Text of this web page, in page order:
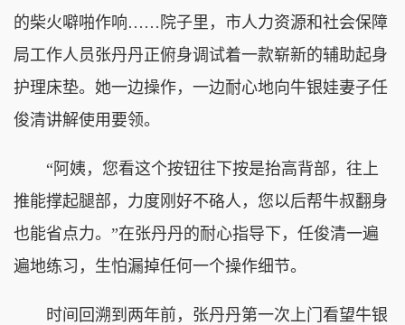
的柴火噼啪作响……院子里，市人力资源和社会保障
局工作人员张丹丹正俯身调试着一款崭新的辅助起身
护理床垫。她一边操作，一边耐心地向牛银娃妻子任
俊清讲解使用要领。
“阿姨，您看这个按钮往下按是抬高背部，往上
推能撑起腿部，力度刚好不硌人，您以后帮牛叔翻身
也能省点力。”在张丹丹的耐心指导下，任俊清一遍
遍地练习，生怕漏掉任何一个操作细节。
时间回溯到两年前，张丹丹第一次上门看望牛银